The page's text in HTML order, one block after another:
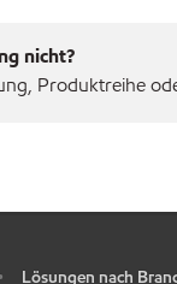
nicht?
Produktreihe
• Lösungen nach